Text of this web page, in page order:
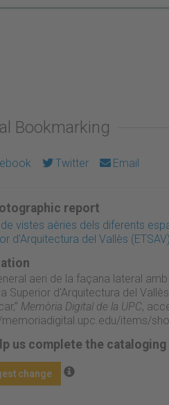
Bookmarking
Twitter Email
report
vistes aèries dels diferents
d'Arquitectura del Vallès (ETSAV)
aeri de la façana lateral
Superior d'Arquitectura del
Memòria Digital de la UPC,
memoriadigital.upc.edu/items/
us complete the cataloging
change